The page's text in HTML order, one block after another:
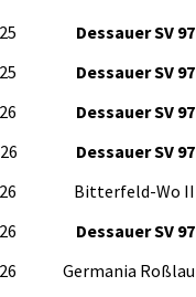
Dessauer SV 97
Dessauer SV 97
Dessauer SV 97
Dessauer SV 97
Bitterfeld-Wo II
Dessauer SV 97
Germania Roßlau